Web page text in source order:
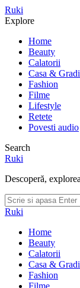
Meniu
Ruki
Cauta
Explore
Home
Beauty
Calatorii
Casa &
Fashion
Filme
Lifestyle
Retete
Povesti audio
Search
Ruki
Descoperă,
Cauta
dupa:
Ruki
Home
Beauty
Calatorii
Casa &
Fashion
Filme